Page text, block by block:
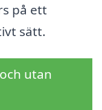
på ett
sätt.
utan